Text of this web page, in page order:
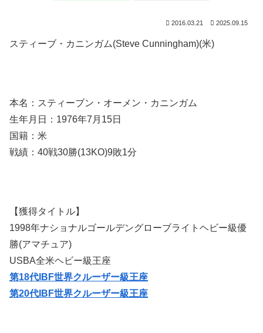
2016.03.21 2025.09.15
スティーブ・カニンガム(Steve Cunningham)(米)
本名：スティーブン・オーメン・カニンガム
生年月日：1976年7月15日
国籍：米
戦績：40戦30勝(13KO)9敗1分
【獲得タイトル】
1998年ナショナルゴールデングローブライトヘビー級優
勝(アマチュア)
USBA全米ヘビー級王座
第18代IBF世界クルーザー級王座
第20代IBF世界クルーザー級王座